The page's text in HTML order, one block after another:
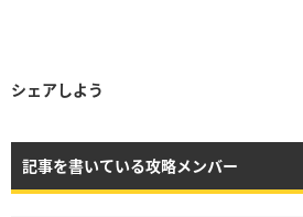
シェアしよう
記事を書いている攻略メンバー